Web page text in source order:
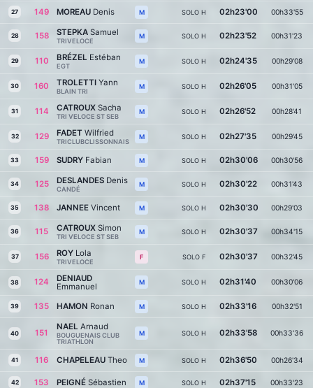
27 149 MOREAU Denis M SOLO H 02h23'00 00h33'55
28 158 STEPKA Samuel
TRIVELOCE
M SOLO H 02h23'52 00h31'23
29 110 BRÉZEL Estéban
EGT
M SOLO H 02h24'35 00h29'08
30 160 TROLETTI Yann
BLAIN TRI
M SOLO H 02h26'05 00h31'05
31 114 CATROUX Sacha
TRI VELOCE ST SEB
M SOLO H 02h26'52 00h28'41
32 129 FADET Wilfried
TRICLUBCLISSONNAIS
M SOLO H 02h27'35 00h29'45
33 159 SUDRY Fabian M SOLO H 02h30'06 00h30'56
34 125 DESLANDES Denis
CANDÉ
M SOLO H 02h30'22 00h31'43
35 138 JANNEE Vincent M SOLO H 02h30'30 00h29'03
36 115 CATROUX Simon
TRI VELOCE ST SEB
M SOLO H 02h30'37 00h34'15
37 156 ROY Lola
TRIVELOCE
F SOLO F 02h30'37 00h32'45
38 124
DENIAUD
Emmanuel
M SOLO H 02h31'40 00h30'06
39 135 HAMON Ronan M SOLO H 02h33'16 00h32'51
40 151
NAEL Arnaud
BOUGUENAIS CLUB
TRIATHLON
M SOLO H 02h33'58 00h33'36
41 116 CHAPELEAU Theo M SOLO H 02h36'50 00h26'34
42 153 PEIGNÉ Sébastien M SOLO H 02h37'15 00h33'23